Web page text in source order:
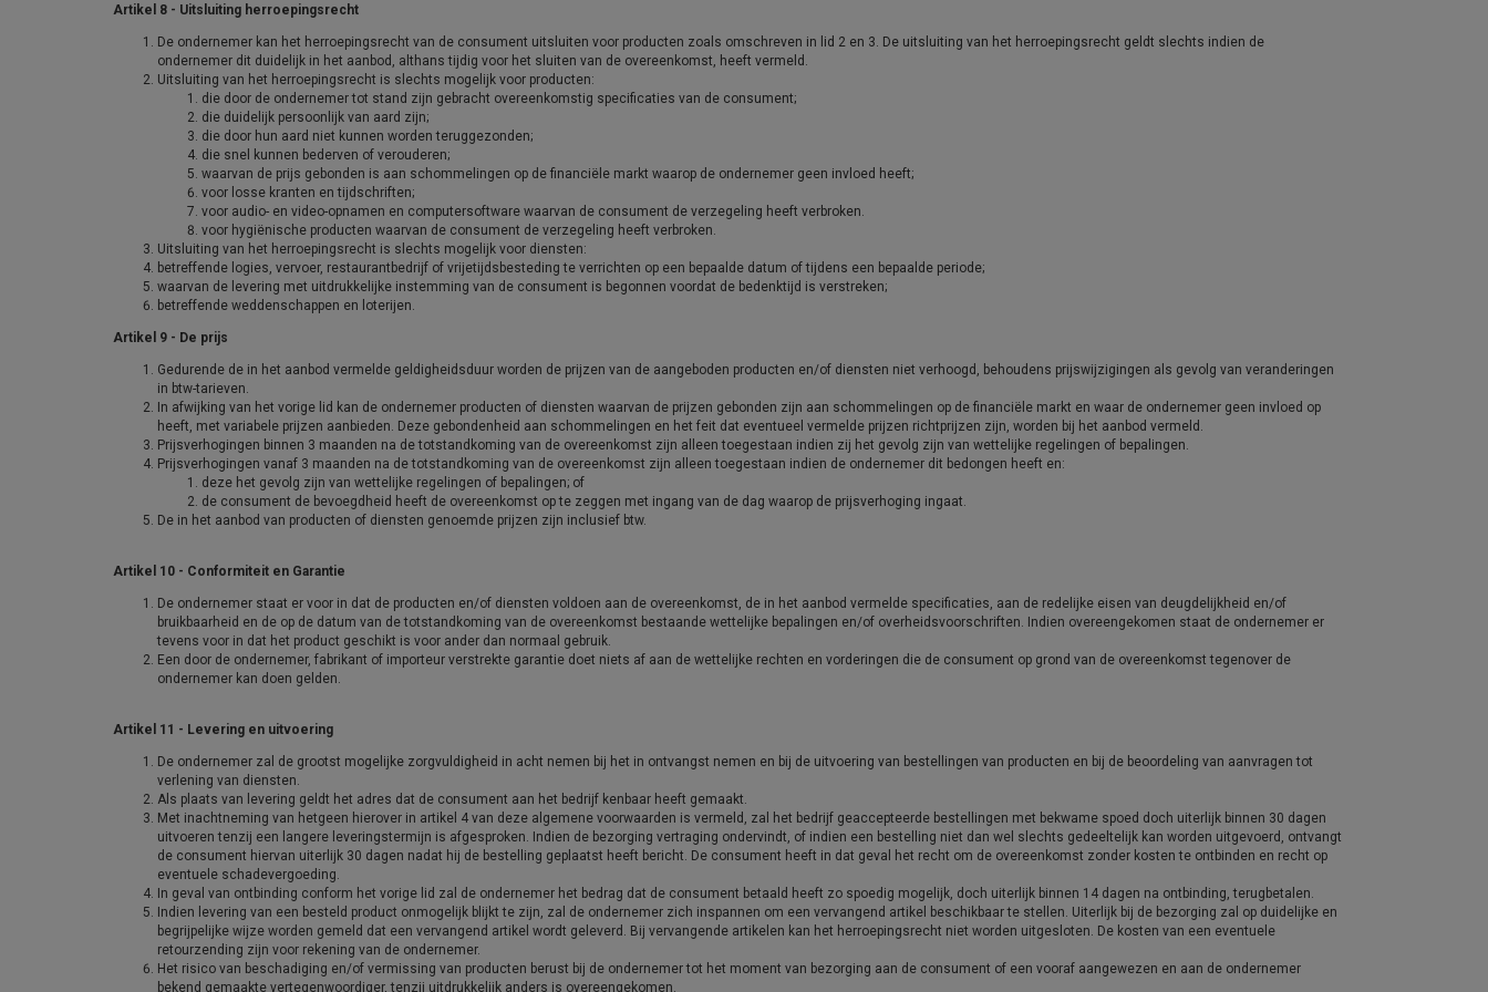
Artikel 8 - Uitsluiting herroepingsrecht
De ondernemer kan het herroepingsrecht van de consument uitsluiten voor producten zoals omschreven in lid 2 en 3. De uitsluiting van het herroepingsrecht geldt slechts indien de
ondernemer dit duidelijk in het aanbod, althans tijdig voor het sluiten van de overeenkomst, heeft vermeld.
Uitsluiting van het herroepingsrecht is slechts mogelijk voor producten:
die door de ondernemer tot stand zijn gebracht overeenkomstig specificaties van de consument;
die duidelijk persoonlijk van aard zijn;
die door hun aard niet kunnen worden teruggezonden;
die snel kunnen bederven of verouderen;
waarvan de prijs gebonden is aan schommelingen op de financiële markt waarop de ondernemer geen invloed heeft;
voor losse kranten en tijdschriften;
voor audio- en video-opnamen en computersoftware waarvan de consument de verzegeling heeft verbroken.
voor hygiënische producten waarvan de consument de verzegeling heeft verbroken.
Uitsluiting van het herroepingsrecht is slechts mogelijk voor diensten:
betreffende logies, vervoer, restaurantbedrijf of vrijetijdsbesteding te verrichten op een bepaalde datum of tijdens een bepaalde periode;
waarvan de levering met uitdrukkelijke instemming van de consument is begonnen voordat de bedenktijd is verstreken;
betreffende weddenschappen en loterijen.
Artikel 9 - De prijs
Gedurende de in het aanbod vermelde geldigheidsduur worden de prijzen van de aangeboden producten en/of diensten niet verhoogd, behoudens prijswijzigingen als gevolg van veranderingen
in btw-tarieven.
In afwijking van het vorige lid kan de ondernemer producten of diensten waarvan de prijzen gebonden zijn aan schommelingen op de financiële markt en waar de ondernemer geen invloed op
heeft, met variabele prijzen aanbieden. Deze gebondenheid aan schommelingen en het feit dat eventueel vermelde prijzen richtprijzen zijn, worden bij het aanbod vermeld.
Prijsverhogingen binnen 3 maanden na de totstandkoming van de overeenkomst zijn alleen toegestaan indien zij het gevolg zijn van wettelijke regelingen of bepalingen.
Prijsverhogingen vanaf 3 maanden na de totstandkoming van de overeenkomst zijn alleen toegestaan indien de ondernemer dit bedongen heeft en:
deze het gevolg zijn van wettelijke regelingen of bepalingen; of
de consument de bevoegdheid heeft de overeenkomst op te zeggen met ingang van de dag waarop de prijsverhoging ingaat.
De in het aanbod van producten of diensten genoemde prijzen zijn inclusief btw.
Artikel 10 - Conformiteit en Garantie
De ondernemer staat er voor in dat de producten en/of diensten voldoen aan de overeenkomst, de in het aanbod vermelde specificaties, aan de redelijke eisen van deugdelijkheid en/of
bruikbaarheid en de op de datum van de totstandkoming van de overeenkomst bestaande wettelijke bepalingen en/of overheidsvoorschriften. Indien overeengekomen staat de ondernemer er
tevens voor in dat het product geschikt is voor ander dan normaal gebruik.
Een door de ondernemer, fabrikant of importeur verstrekte garantie doet niets af aan de wettelijke rechten en vorderingen die de consument op grond van de overeenkomst tegenover de
ondernemer kan doen gelden.
Artikel 11 - Levering en uitvoering
De ondernemer zal de grootst mogelijke zorgvuldigheid in acht nemen bij het in ontvangst nemen en bij de uitvoering van bestellingen van producten en bij de beoordeling van aanvragen tot
verlening van diensten.
Als plaats van levering geldt het adres dat de consument aan het bedrijf kenbaar heeft gemaakt.
Met inachtneming van hetgeen hierover in artikel 4 van deze algemene voorwaarden is vermeld, zal het bedrijf geaccepteerde bestellingen met bekwame spoed doch uiterlijk binnen 30 dagen
uitvoeren tenzij een langere leveringstermijn is afgesproken. Indien de bezorging vertraging ondervindt, of indien een bestelling niet dan wel slechts gedeeltelijk kan worden uitgevoerd, ontvangt
de consument hiervan uiterlijk 30 dagen nadat hij de bestelling geplaatst heeft bericht. De consument heeft in dat geval het recht om de overeenkomst zonder kosten te ontbinden en recht op
eventuele schadevergoeding.
In geval van ontbinding conform het vorige lid zal de ondernemer het bedrag dat de consument betaald heeft zo spoedig mogelijk, doch uiterlijk binnen 14 dagen na ontbinding, terugbetalen.
Indien levering van een besteld product onmogelijk blijkt te zijn, zal de ondernemer zich inspannen om een vervangend artikel beschikbaar te stellen. Uiterlijk bij de bezorging zal op duidelijke en
begrijpelijke wijze worden gemeld dat een vervangend artikel wordt geleverd. Bij vervangende artikelen kan het herroepingsrecht niet worden uitgesloten. De kosten van een eventuele
retourzending zijn voor rekening van de ondernemer.
Het risico van beschadiging en/of vermissing van producten berust bij de ondernemer tot het moment van bezorging aan de consument of een vooraf aangewezen en aan de ondernemer
bekend gemaakte vertegenwoordiger, tenzij uitdrukkelijk anders is overeengekomen.